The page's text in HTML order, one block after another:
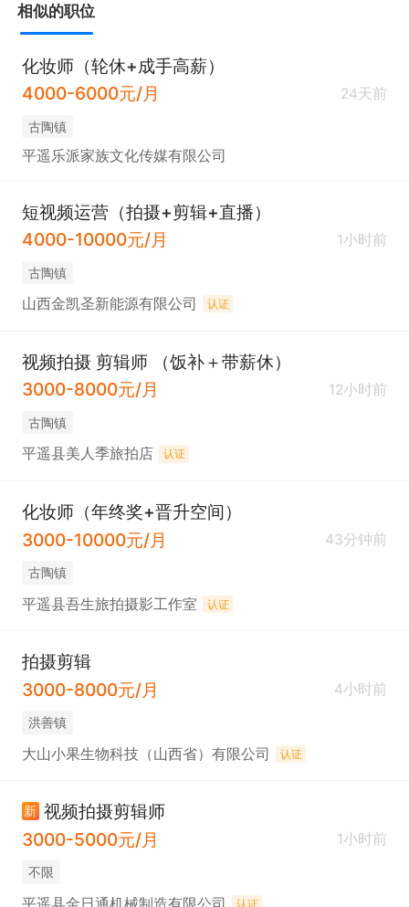
相似的职位
化妆师（轮休+成手高薪）
4000-6000元/月
24天前
古陶镇
平遥乐派家族文化传媒有限公司
短视频运营（拍摄+剪辑+直播）
4000-10000元/月
1小时前
古陶镇
山西金凯圣新能源有限公司 认证
视频拍摄 剪辑师 （饭补＋带薪休）
3000-8000元/月
12小时前
古陶镇
平遥县美人季旅拍店 认证
化妆师（年终奖+晋升空间）
3000-10000元/月
43分钟前
古陶镇
平遥县吾生旅拍摄影工作室 认证
拍摄剪辑
3000-8000元/月
4小时前
洪善镇
大山小果生物科技（山西省）有限公司 认证
新 视频拍摄剪辑师
3000-5000元/月
1小时前
不限
认证